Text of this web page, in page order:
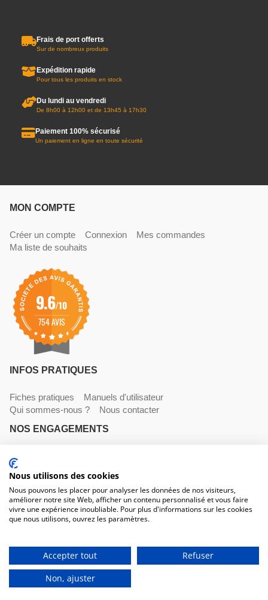
HT
Frais de port offerts
Sur de nombreux produits
Expédition rapide
Pour tous les produits en stock
Du lundi au vendredi
De 8h00 à 12h00 et de 13h45 à 17h30
Paiement 100% sécurisé
Un paiement en ligne en toute sécurité
MON COMPTE
Créer un compte Connexion
Mes commandes
Ma liste de souhaits
9.6/10
754 AVIS
INFOS PRATIQUES
Fiches pratiques
Manuels d'utilisateur
Qui sommes-nous ?
Nous contacter
NOS ENGAGEMENTS
Livraisons
NOS COORDONNÉES
530 avenue du Roucagnier , 34400 Lunel-Viel
04 67 58 38 57
Du lundi au vendredi, 8h00 - 12h00 / 13h45 à 17h30
Nous utilisons des cookies
Nous pouvons les placer pour analyser les données de nos visiteurs,
améliorer notre site Web, afficher un contenu personnalisé et vous faire
vivre une expérience inoubliable. Pour plus d'informations sur les cookies
que nous utilisons, ouvrez les paramètres.
Accepter tout
Refuser
Non, ajuster